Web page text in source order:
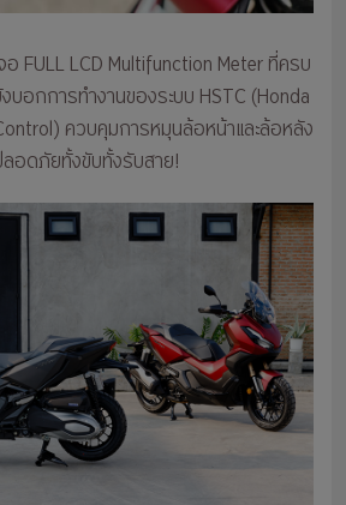
FULL LCD Multifunction Meter ที่ครบ
บอกการทำงานของระบบ HSTC (Honda
ควบคุมการหมุนล้อหน้าและล้อหลัง
อดภัยทั้งขับทั้งรับสาย!